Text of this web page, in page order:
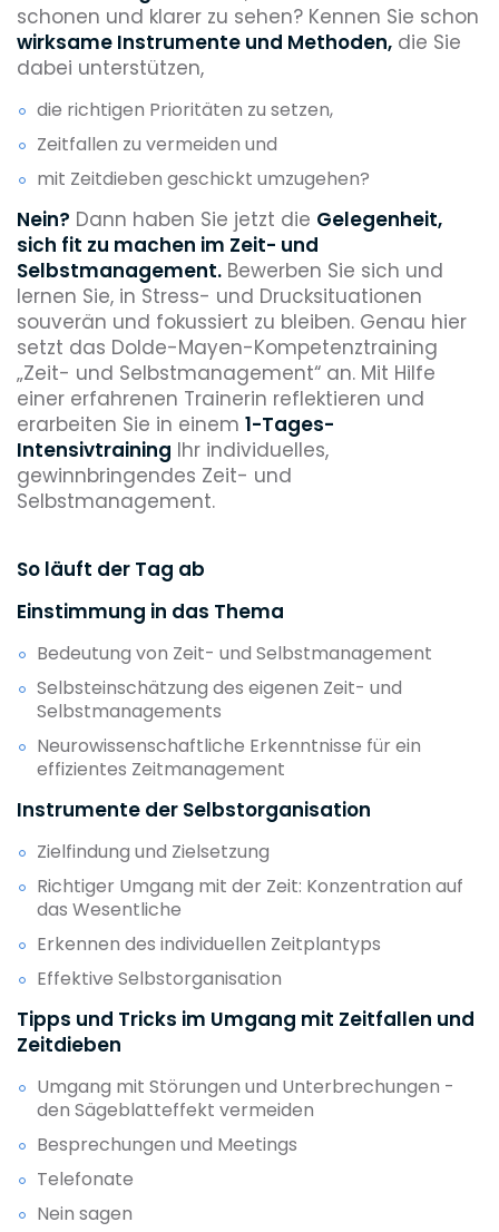
schonen und klarer zu sehen? Kennen Sie schon
wirksame Instrumente und Methoden, die Sie
dabei unterstützen,
die richtigen Prioritäten zu setzen,
Zeitfallen zu vermeiden und
mit Zeitdieben geschickt umzugehen?
Nein? Dann haben Sie jetzt die Gelegenheit,
sich fit zu machen im Zeit- und
Selbstmanagement. Bewerben Sie sich und
lernen Sie, in Stress- und Drucksituationen
souverän und fokussiert zu bleiben. Genau hier
setzt das Dolde-Mayen-Kompetenztraining
„Zeit- und Selbstmanagement“ an. Mit Hilfe
einer erfahrenen Trainerin reflektieren und
erarbeiten Sie in einem 1-Tages-
Intensivtraining Ihr individuelles,
gewinnbringendes Zeit- und
Selbstmanagement.
So läuft der Tag ab
Einstimmung in das Thema
Bedeutung von Zeit- und Selbstmanagement
Selbsteinschätzung des eigenen Zeit- und
Selbstmanagements
Neurowissenschaftliche Erkenntnisse für ein
effizientes Zeitmanagement
Instrumente der Selbstorganisation
Zielfindung und Zielsetzung
Richtiger Umgang mit der Zeit: Konzentration auf
das Wesentliche
Erkennen des individuellen Zeitplantyps
Effektive Selbstorganisation
Tipps und Tricks im Umgang mit Zeitfallen und
Zeitdieben
Umgang mit Störungen und Unterbrechungen -
den Sägeblatteffekt vermeiden
Besprechungen und Meetings
Telefonate
Nein sagen